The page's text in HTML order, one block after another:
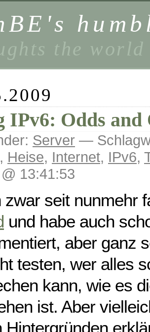
the
IPv6: Odds and
Server —
, Heise, Internet, IPv6,
13:41:53
zwar seit nunmehr
und habe auch
aber ganz
testen, wer alles
kann, wie es
ist. Aber
Hintergründen